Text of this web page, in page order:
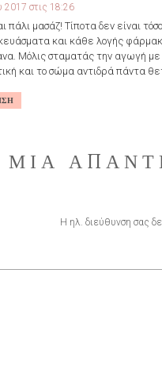
2017 στις 18:26
πάλι μασάζ! Τίποτα δεν είναι
και κάθε λογής
Μόλις σταματάς την αγωγή με
και το σώμα αντιδρά πάντα
ΜΙΑ
Η ηλ. διεύθυνση σας